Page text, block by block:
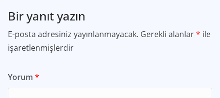
Bir yanıt yazın
E-posta adresiniz yayınlanmayacak. Gerekli alanlar* ile
işaretlenmişlerdir
Yorum *